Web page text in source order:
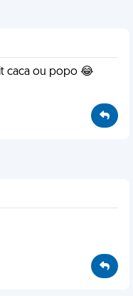
caca ou popo 😂